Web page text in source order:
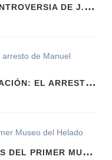
C
ONFLICTOS Y LEYES: LA CONTROVERSIA DE J.K. ROWLING Y LA NUEVA LEY EN ESCOCIA
L
A SOMBRA DE LA DISCRIMINACIÓN: EL ARRESTO DE MANUEL GUERRERO AVIÑA EN QATAR
C
REAMILANDIA: ÚLTIMOS DÍAS DEL PRIMER MUSEO DEL HELADO